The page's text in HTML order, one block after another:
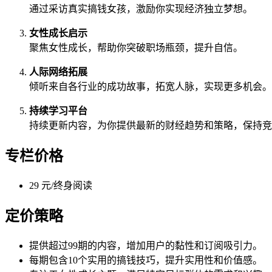
通过采访真实搞钱女孩，激励你实现经济独立梦想。
女性成长启示
聚焦女性成长，帮助你突破职场瓶颈，提升自信。
人际网络拓展
倾听来自各行业的成功故事，拓宽人脉，实现更多机会。
持续学习平台
持续更新内容，为你提供最新的财经趋势和策略，保持
专栏价格
29 元/终身阅读
定价策略
提供超过99期的内容，增加用户的黏性和订阅吸引力。
每期包含10个实用的搞钱技巧，提升实用性和价值感。